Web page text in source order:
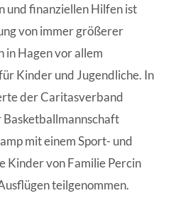
und finanziellen Hilfen ist
von immer größerer
in Hagen vor allem
Kinder und Jugendliche. In
der Caritasverband
Basketballmannschaft
mit einem Sport- und
Kinder von Familie Percin
teilgenommen.